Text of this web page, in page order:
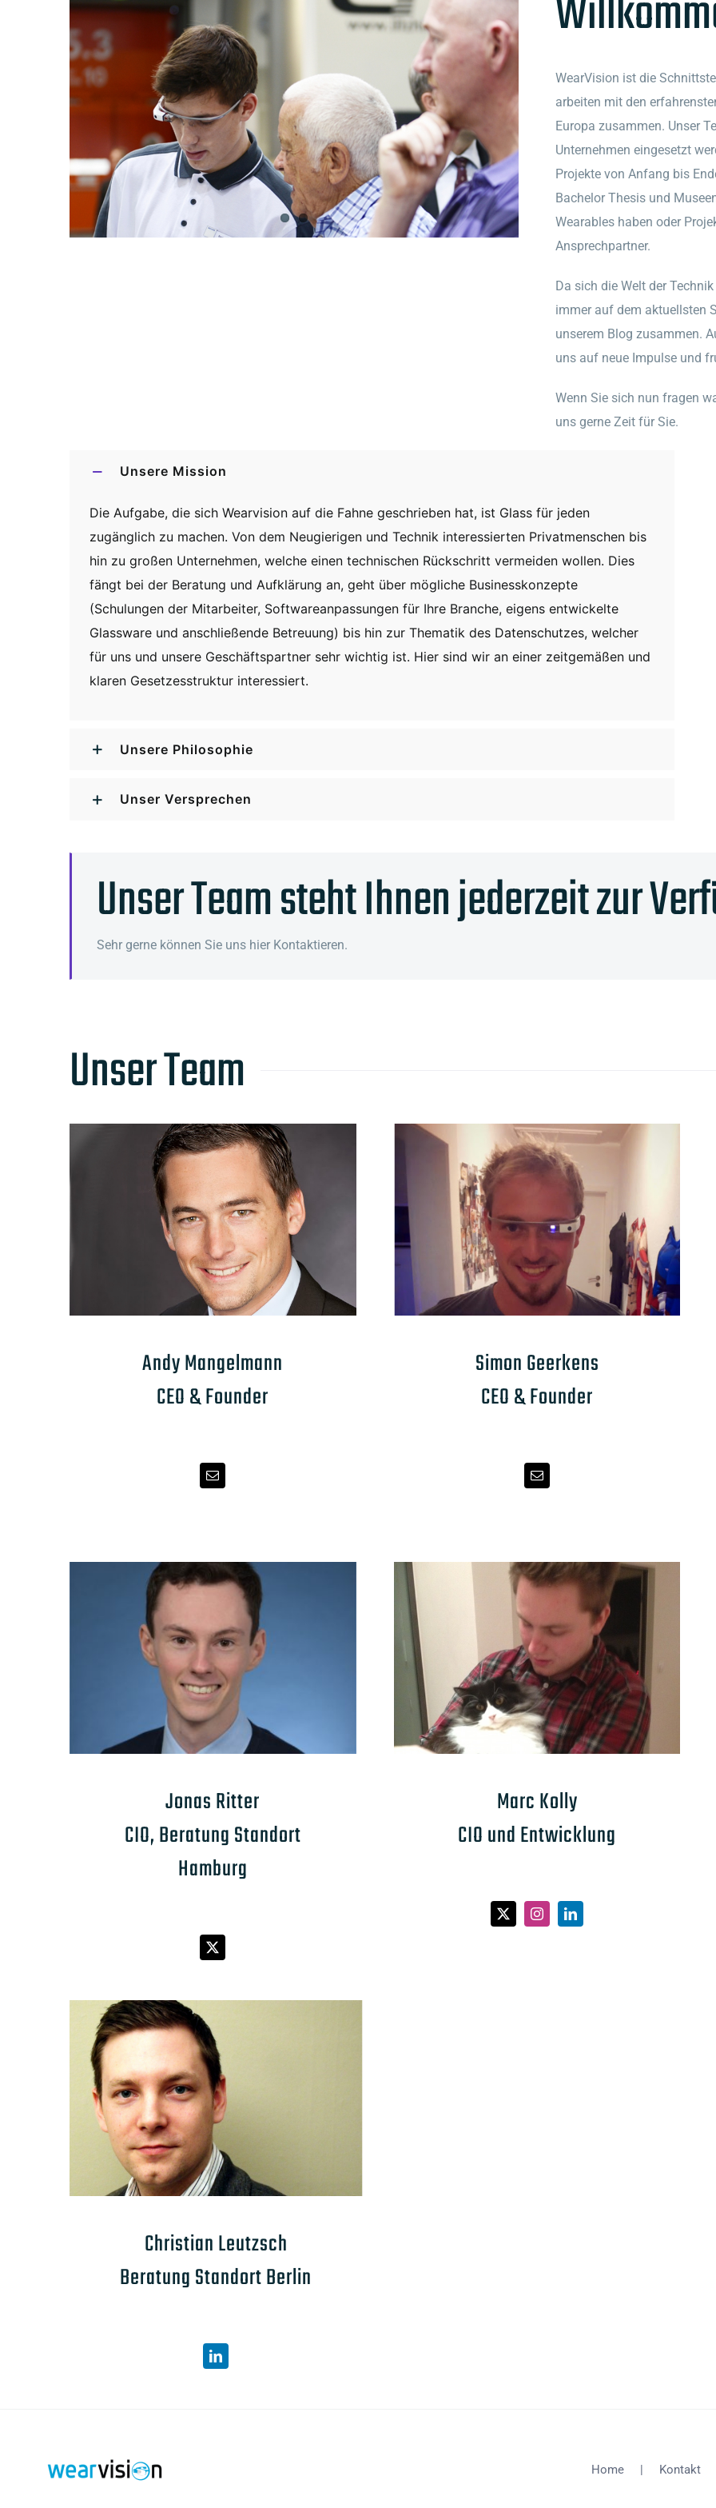
WearVision ist die
arbeiten mit den
Europa zusammen. Unser
Unternehmen eingesetzt
Projekte von Anfang bis
Bachelor Thesis und
Wearables haben oder
Ansprechpartner.
Da sich die Welt der
immer auf dem aktuellsten
unserem Blog zusammen.
uns auf neue Impulse und
Wenn Sie sich nun fragen
uns gerne Zeit für Sie.
Unsere Mission
Die Aufgabe, die sich Wearvision auf die Fahne geschrieben hat, ist Glass für jeden
zugänglich zu machen. Von dem Neugierigen und Technik interessierten Privatmenschen bis
hin zu großen Unternehmen, welche einen technischen Rückschritt vermeiden wollen. Dies
fängt bei der Beratung und Aufklärung an, geht über mögliche Businesskonzepte
(Schulungen der Mitarbeiter, Softwareanpassungen für Ihre Branche, eigens entwickelte
Glassware und anschließende Betreuung) bis hin zur Thematik des Datenschutzes, welcher
für uns und unsere Geschäftspartner sehr wichtig ist. Hier sind wir an einer zeitgemäßen und
klaren Gesetzesstruktur interessiert.
Unsere Philosophie
Unser Versprechen
Unser Team steht Ihnen jederzeit zur
Sehr gerne können Sie uns hier Kontaktieren.
Unser Team
Andy Mangelmann
CEO & Founder
Simon Geerkens
CEO & Founder
Jonas Ritter
CIO, Beratung Standort
Hamburg
Marc Kolly
CIO und Entwicklung
Christian Leutzsch
Beratung Standort Berlin
Home Kontakt